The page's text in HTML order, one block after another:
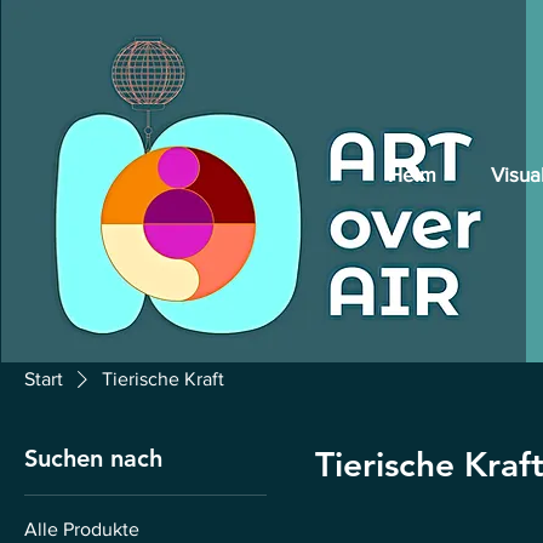
Heim
Start Tierische Kraft
Suchen nach
Alle Produkte
Tierische Kraft